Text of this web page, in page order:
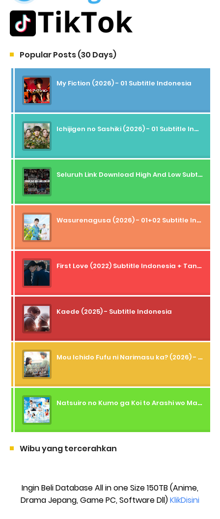
Popular Posts (30 Days)
My Fiction (2026) - 01 Subtitle Indonesia
Ichijigen no Sashiki (2026) - 01 Subtitle Indonesia
Seluruh Link Download High And Low Subtitle Indonesia
Wasurenagusa (2026) - 01+02 Subtitle Indonesia
First Love (2022) Subtitle Indonesia + Tanpa Iklan + Streaming + 1080p
Kaede (2025) - Subtitle Indonesia
Mou Ichido Fufu ni Narimasu ka? (2026) - 01 Subtitle Indonesia
Natsuiro no Kumo ga Koi to Arashi wo Makiokosu (2026) - 01 Subtitle Indonesia
Wibu yang tercerahkan
Ingin Beli Database All in one Size 150TB (Anime,
Drama Jepang, Game PC, Software Dll)KlikDisini